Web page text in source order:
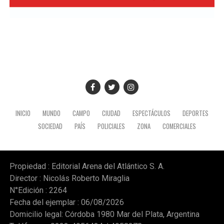
del Estero, aunque impactará en todo el país y en los
mayor presupuesto para los establecimientos y
programas escolares. (NA)
INICIO MUNDO CAMPO CIUDAD ESPECTÁCULOS
DEPORTES
SOCIEDAD
PAÍS POLICIALES ZONA COMERCIALES
Propiedad : Editorial Arena del Atlántico S. A.
Director : Nicolás Roberto Miraglia
N°Edición : 2264
Fecha del ejemplar : 06/08/2026
Domicilio legal: Córdoba 1980 Mar del Plata, Argentina